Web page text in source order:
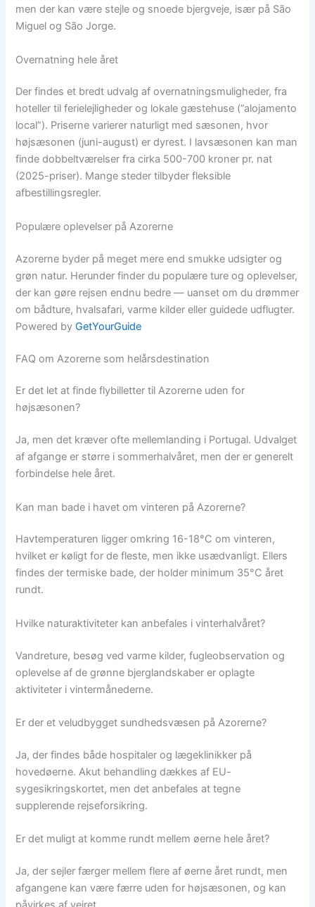
men der kan være stejle og snoede bjergveje, især på São
Miguel og São Jorge.
Overnatning hele året
Der findes et bredt udvalg af overnatningsmuligheder, fra
hoteller til ferielejligheder og lokale gæstehuse (”alojamento
local”). Priserne varierer naturligt med sæsonen, hvor
højsæsonen (juni-august) er dyrest. I lavsæsonen kan man
finde dobbeltværelser fra cirka 500-700 kroner pr. nat
(2025-priser). Mange steder tilbyder fleksible
afbestillingsregler.
Populære oplevelser på Azorerne
Azorerne byder på meget mere end smukke udsigter og
grøn natur. Herunder finder du populære ture og oplevelser,
der kan gøre rejsen endnu bedre — uanset om du drømmer
om bådture, hvalsafari, varme kilder eller guidede udflugter.
Powered byGetYourGuide
FAQ om Azorerne som helårsdestination
Er det let at finde flybilletter til Azorerne uden for
højsæsonen?
Ja, men det kræver ofte mellemlanding i Portugal. Udvalget
af afgange er større i sommerhalvåret, men der er generelt
forbindelse hele året.
Kan man bade i havet om vinteren på Azorerne?
Havtemperaturen ligger omkring 16-18°C om vinteren,
hvilket er køligt for de fleste, men ikke usædvanligt. Ellers
findes der termiske bade, der holder minimum 35°C året
rundt.
Hvilke naturaktiviteter kan anbefales i vinterhalvåret?
Vandreture, besøg ved varme kilder, fugleobservation og
oplevelse af de grønne bjerglandskaber er oplagte
aktiviteter i vintermånederne.
Er der et veludbygget sundhedsvæsen på Azorerne?
Ja, der findes både hospitaler og lægeklinikker på
hovedøerne. Akut behandling dækkes af EU-
sygesikringskortet, men det anbefales at tegne
supplerende rejseforsikring.
Er det muligt at komme rundt mellem øerne hele året?
Ja, der sejler færger mellem flere af øerne året rundt, men
afgangene kan være færre uden for højsæsonen, og kan